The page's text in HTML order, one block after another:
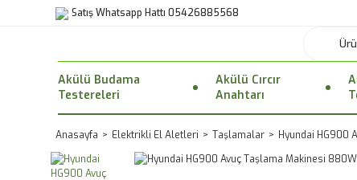
Satış Whatsapp Hattı 05426885568
Akülü Budama
Testereleri
Akülü Cırcır
Anahtarı
Anasayfa Elektrikli El Aletleri Taşlamalar Hyundai HG900